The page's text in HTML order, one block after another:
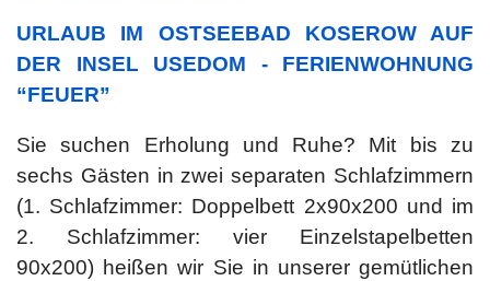
URLAUB IM OSTSEEBAD KOSEROW AUF
DER INSEL USEDOM - FERIENWOHNUNG
“FEUER”
Sie suchen Erholung und Ruhe? Mit bis zu
sechs Gästen in zwei separaten Schlafzimmern
(1. Schlafzimmer: Doppelbett 2x90x200 und im
2. Schlafzimmer: vier Einzelstapelbetten
90x200) heißen wir Sie in unserer gemütlichen